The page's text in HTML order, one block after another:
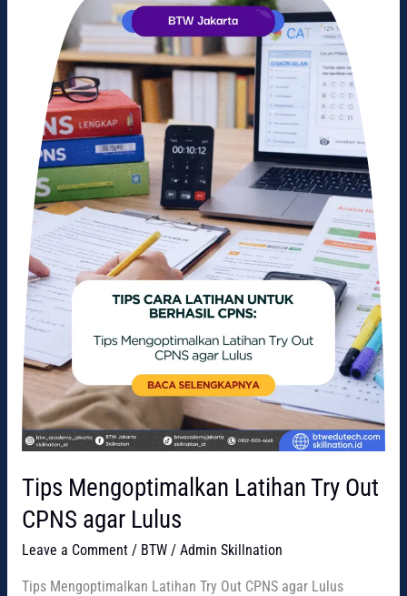
Tips Mengoptimalkan Latihan Try Out
CPNS agar Lulus
Leave a Comment / BTW/ Admin Skillnation
Tips Mengoptimalkan Latihan Try Out CPNS agar Lulus
Mengoptimalkan
Latihan
CPNS
agar
Lulus